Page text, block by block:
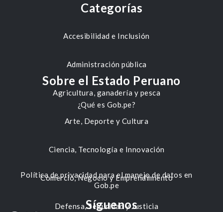
Categorías
Accesibilidad e Inclusión
Administración pública
Agricultura, ganadería y pesca
Arte, Deporte y Cultura
Ciencia, Tecnología e Innovación
Comercio, Negocio y Emprendimiento
Defensa, Seguridad y Justicia
Sobre el Estado Peruano
¿Qué es Gob.pe?
Política de privacidad para el manejo de datos en
Gob.pe
Síguenos